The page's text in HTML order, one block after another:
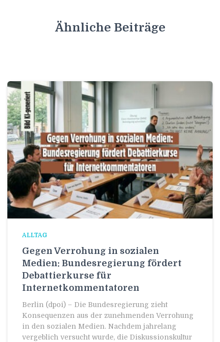
Ähnliche Beiträge
ALLTAG
Gegen Verrohung in sozialen
Medien: Bundesregierung fördert
Debattierkurse für
Internetkommentatoren
Berlin (dpoi) – Die Bundesregierung zieht
Konsequenzen aus der zunehmenden Verrohung
in den sozialen Medien. Nachdem jahrelang
vergeblich versucht wurde, die Diskussionskultur